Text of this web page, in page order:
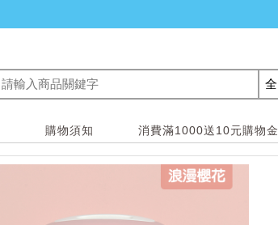
購物須知 消費滿1000送10元購物金